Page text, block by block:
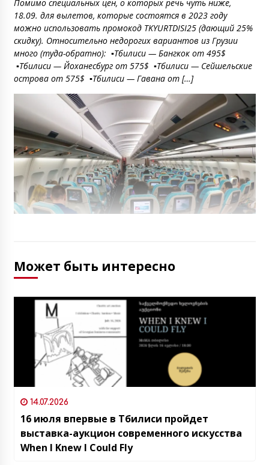
Помимо специальных цен, о которых речь чуть ниже,
18.09. для вылетов, которые состоятся в 2023 году
можно использовать промокод TKYURTDISI25 (дающий 25%
скидку). Относительно недорогих вариантов из Грузии
много (туда-обратно): ▪️Тбилиси — Бангкок от 495$
▪️Тбилиси — Йоханесбург от 575$ ▪️Тбилиси — Сейшельские
острова от 575$ ▪️Тбилиси — Гавана от […]
Может быть интересно
14.07.2026
16 июля впервые в Тбилиси пройдет
выставка-аукцион современного искусства
When I Knew I Could Fly